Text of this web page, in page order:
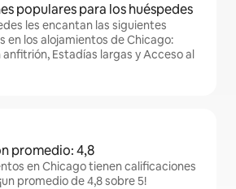
populares para los huéspedes
les encantan las siguientes
en los alojamientos de Chicago:
anfitrión, Estadías largas y Acceso al
promedio: 4,8
en Chicago tienen calificaciones
promedio de 4,8 sobre 5!